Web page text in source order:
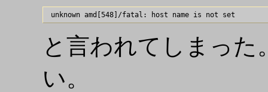
と言われてしまっ
い。